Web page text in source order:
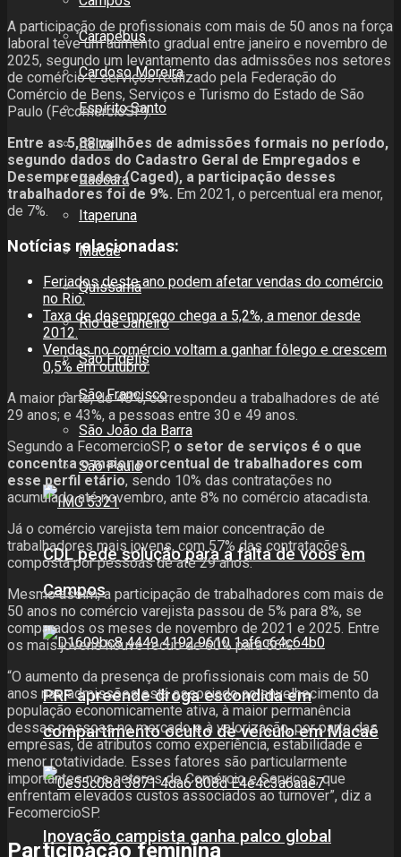
Carapebus
Cardoso Moreira
Espírito Santo
Italva
Itaocara
Itaperuna
Macaé
Quissamã
Rio de Janeiro
São Fidélis
São Francisco
São João da Barra
São Paulo
CDL pede solução para a falta de voos em
Campos
PRF apreende droga escondida em
compartimento oculto de veículo em Macaé
Inovação campista ganha palco global
A participação de profissionais com mais de 50 anos na força
laboral teve um aumento gradual entre janeiro e novembro de
2025, segundo um levantamento das admissões nos setores
de comércio e serviços realizado pela Federação do
Comércio de Bens, Serviços e Turismo do Estado de São
Paulo (FecomercioSP).
Entre as 5,88 milhões de admissões formais no período,
segundo dados do Cadastro Geral de Empregados e
Desempregados (Caged), a participação desses
trabalhadores foi de 9%. Em 2021, o percentual era menor,
de 7%.
Notícias relacionadas:
Feriados deste ano podem afetar vendas do comércio
no Rio.
Taxa de desemprego chega a 5,2%, a menor desde
2012.
Vendas no comércio voltam a ganhar fôlego e crescem
0,5% em outubro.
A maior parte, de 48%, correspondeu a trabalhadores de até
29 anos; e 43%, a pessoas entre 30 e 49 anos.
Segundo a FecomercioSP, o setor de serviços é o que
concentra o maior porcentual de trabalhadores com
esse perfil etário, sendo 10% das contratações no
acumulado até novembro, ante 8% no comércio atacadista.
Já o comércio varejista tem maior concentração de
trabalhadores mais jovens, com 57% das contratações
composta por pessoas de até 29 anos.
Mesmo assim, a participação de trabalhadores com mais de
50 anos no comércio varejista passou de 5% para 8%, se
comparados os meses de novembro de 2021 e 2025. Entre
os mais jovens houve recuo de 60% para 56%.
“O aumento da presença de profissionais com mais de 50
anos nas admissões está associado ao envelhecimento da
população economicamente ativa, à maior permanência
dessas pessoas no mercado e à valorização, por parte das
empresas, de atributos como experiência, estabilidade e
menor rotatividade. Esses fatores são particularmente
importantes nos setores de Comércio e Serviços, que
enfrentam elevados custos associados ao turnover”, diz a
FecomercioSP.
Participação feminina